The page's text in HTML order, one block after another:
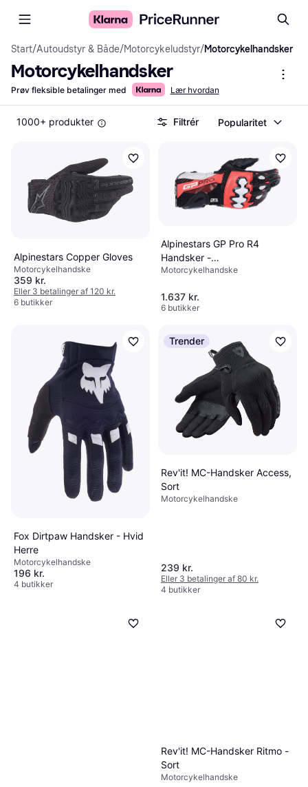
Start/Autoudstyr & Både/Motorcykeludstyr/Motorcykelhandsker
Motorcykelhandsker
Prøv fleksible betalinger med Lær hvordan
1000+ produkter Filtrér Popularitet
Alpinestars Copper Gloves
Motorcykelhandske
359 kr.
Eller 3 betalinger af 120 kr.
6 butikker
Alpinestars GP Pro R4
Handsker -
Sort/Neonrød/Hvid
Motorcykelhandske
1.637 kr.
6 butikker
Fox Dirtpaw Handsker - Hvid
Herre
Motorcykelhandske
196 kr.
4 butikker
Trender
Rev'it! MC-Handsker Access,
Sort
Motorcykelhandske
239 kr.
Eller 3 betalinger af 80 kr.
4 butikker
Rev'it! MC-Handsker Ritmo -
Sort
Motorcykelhandske